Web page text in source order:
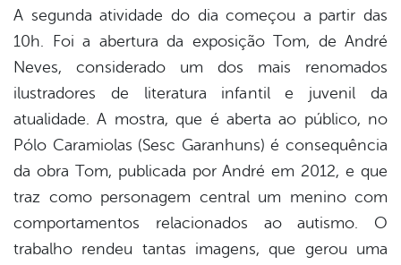
A segunda atividade do dia começou a partir das
10h. Foi a abertura da exposição Tom, de André
Neves, considerado um dos mais renomados
ilustradores de literatura infantil e juvenil da
atualidade. A mostra, que é aberta ao público, no
Pólo Caramiolas (Sesc Garanhuns) é consequência
da obra Tom, publicada por André em 2012, e que
traz como personagem central um menino com
comportamentos relacionados ao autismo. O
trabalho rendeu tantas imagens, que gerou uma